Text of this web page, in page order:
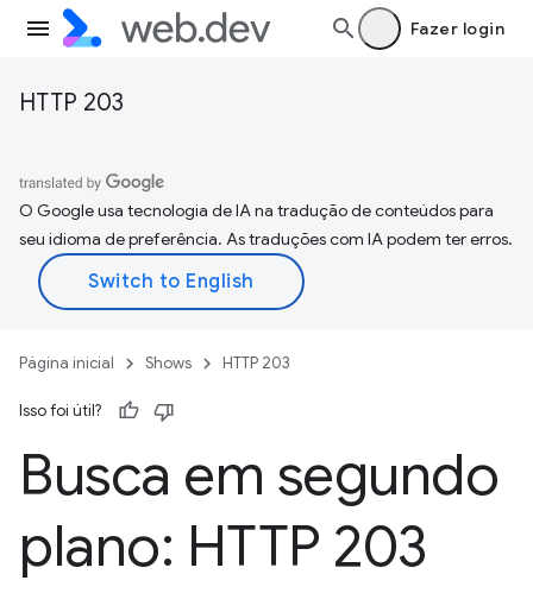
Fazer login
HTTP 203
O Google usa tecnologia de IA na tradução de conteúdos para
seu idioma de preferência. As traduções com IA podem ter erros.
Página inicial Shows HTTP 203
Isso foi útil?
Busca em segundo
plano: HTTP 203